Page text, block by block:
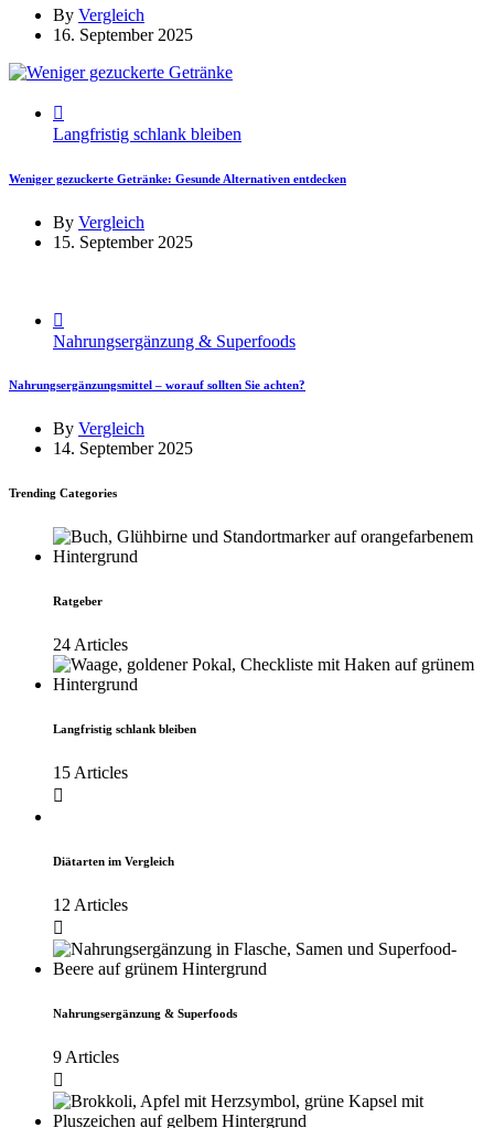
By Vergleich
16. September 2025
Langfristig schlank bleiben
Weniger gezuckerte Getränke: Gesunde Alternativen entdecken
By Vergleich
15. September 2025
Nahrungsergänzung & Superfoods
Nahrungsergänzungsmittel – worauf sollten Sie achten?
By Vergleich
14. September 2025
Trending Categories
Ratgeber
24 Articles
Langfristig schlank bleiben
15 Articles
Diätarten im Vergleich
12 Articles
Nahrungsergänzung & Superfoods
9 Articles